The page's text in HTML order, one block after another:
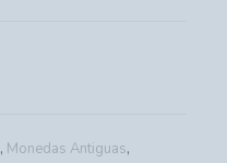
, Monedas Antiguas,